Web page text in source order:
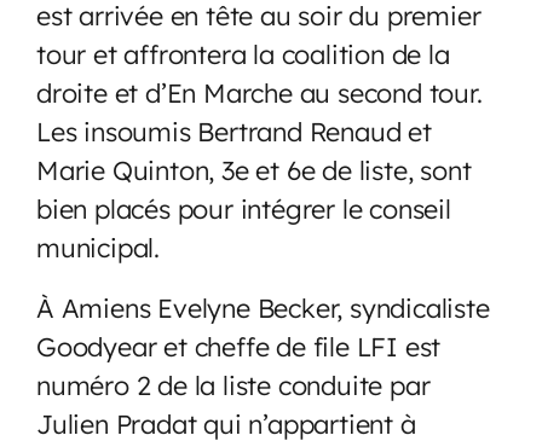
est arrivée en tête au soir du premier
tour et affrontera la coalition de la
droite et d’En Marche au second tour.
Les insoumis Bertrand Renaud et
Marie Quinton, 3e et 6e de liste, sont
bien placés pour intégrer le conseil
municipal.
À Amiens Evelyne Becker, syndicaliste
Goodyear et cheffe de file LFI est
numéro 2 de la liste conduite par
Julien Pradat qui n’appartient à